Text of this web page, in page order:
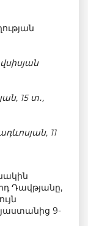
15 տ․,
11
Դավթյանը,
9-